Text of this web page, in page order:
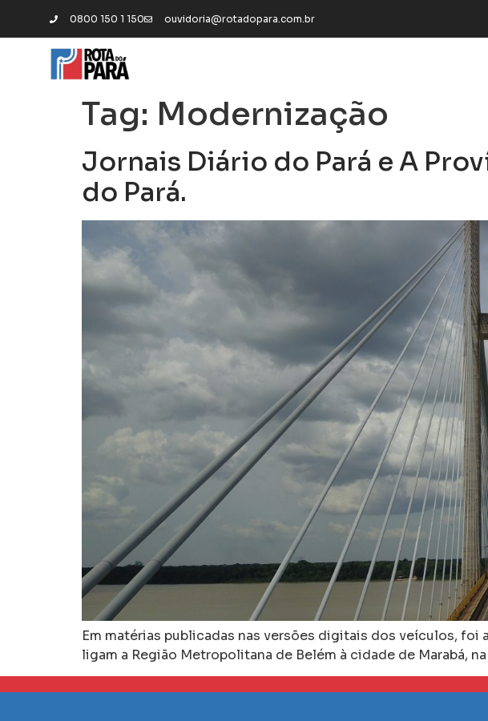
0800 150 1 150 ouvidoria@rotadopara.com.br
Tag: Modernização
Jornais Diário do Pará e A
do Pará.
Em matérias publicadas nas versões digitais dos veículos, foi
ligam a Região Metropolitana de Belém à cidade de Marabá,